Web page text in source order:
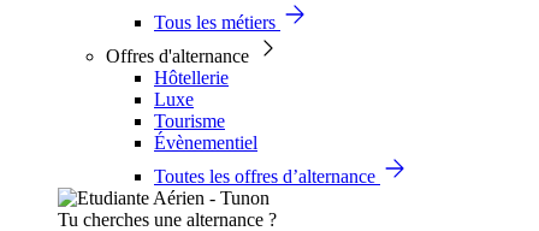
Tous les métiers
Offres d'alternance
Hôtellerie
Luxe
Tourisme
Évènementiel
Toutes les offres d’alternance
Tu cherches une alternance ?